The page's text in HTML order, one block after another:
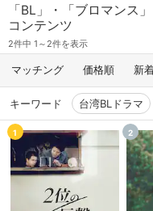
「BL」・「ブロマンス
コンテンツ
2件中 1～2件を表示
マッチング 価格順 新
キーワード 台湾BLドラマ
1 2